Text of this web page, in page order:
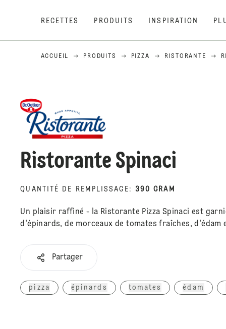
RECETTES PRODUITS INSPIRATION
ACCUEIL PRODUITS PIZZA RISTORANTE
Ristorante Spinaci
QUANTITÉ DE REMPLISSAGE : 390 GRAM
Un plaisir raffiné - la Ristorante Pizza Spinaci est
d'épinards, de morceaux de tomates fraîches, d'édam
Partager
pizza épinards tomates édam